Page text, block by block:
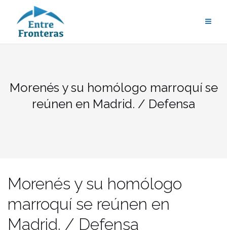
contenido
Morenés y su homólogo marroquí se
reúnen en Madrid. / Defensa
Morenés y su homólogo
marroquí se reúnen en
Madrid. / Defensa